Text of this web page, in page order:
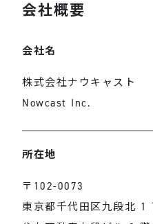
会社概要
会社名
株式会社ナウキャスト
Nowcast Inc.
所在地
〒102-0073
東京都千代田区九段北